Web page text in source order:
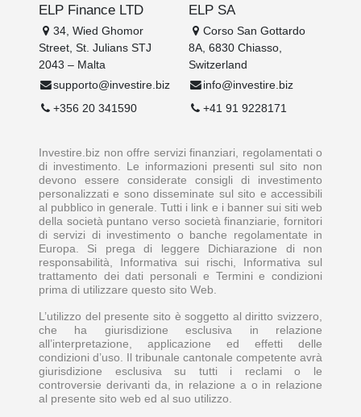
ELP Finance LTD
34, Wied Ghomor
Street, St. Julians STJ
2043 – Malta
supporto@investire.biz
+356 20 341590
ELP SA
Corso San Gottardo
8A, 6830 Chiasso,
Switzerland
info@investire.biz
+41 91 9228171
Investire.biz non offre servizi finanziari, regolamentati o
di investimento. Le informazioni presenti sul sito non
devono essere considerate consigli di investimento
personalizzati e sono disseminate sul sito e accessibili
al pubblico in generale. Tutti i link e i banner sui siti web
della società puntano verso società finanziarie, fornitori
di servizi di investimento o banche regolamentate in
Europa. Si prega di leggere Dichiarazione di non
responsabilità, Informativa sui rischi, Informativa sul
trattamento dei dati personali e Termini e condizioni
prima di utilizzare questo sito Web.
L’utilizzo del presente sito è soggetto al diritto svizzero,
che ha giurisdizione esclusiva in relazione
all’interpretazione, applicazione ed effetti delle
condizioni d’uso. Il tribunale cantonale competente avrà
giurisdizione esclusiva su tutti i reclami o le
controversie derivanti da, in relazione a o in relazione
al presente sito web ed al suo utilizzo.